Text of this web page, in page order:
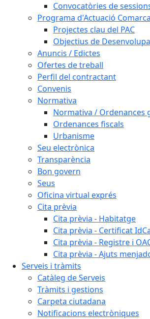
Convocatòries de
Programa d'Actuació
Projectes clau del PAC
Objectius de
Anuncis / Edictes
Ofertes de treball
Perfil del contractant
Convenis
Normativa
Normativa / Ordenances
Ordenances fiscals
Urbanisme
Seu electrònica
Transparència
Bon govern
Seus
Oficina virtual exprés
Cita prèvia
Cita prèvia - Habitatge
Cita prèvia - Certificat
Cita prèvia - Registre i
Cita prèvia - Ajuts
Serveis i tràmits
Catàleg de Serveis
Tràmits i gestions
Carpeta ciutadana
Notificacions electròniques